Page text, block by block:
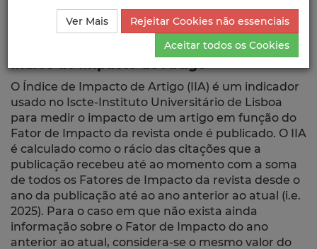
Ciência_Iscte Publicações
Índice de Impacto de
O Índice de Impacto de Artigo (IIA) é um indicador
usado no Iscte-Instituto Universitário de Lisboa
para medir o impacto de um artigo em função do
Fator de Impacto da revista onde é publicado. O IIA
é calculado como o rácio das citações que a
publicação recebeu até ao momento com a soma
de todos os Fatores de Impacto da revista desde o
ano da publicação até ao ano anterior ao atual (i.e.
2025). Para o caso em que não exista ainda
informação sobre o Fator de Impacto do ano
anterior ao atual, considera-se o mesmo valor do
Ver Mais
Rejeitar Cookies não essenciais
Aceitar todos os Cookies